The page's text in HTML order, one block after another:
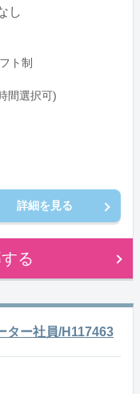
し
ト制
間選択可)
詳細を見る
る
ター社員/H117463